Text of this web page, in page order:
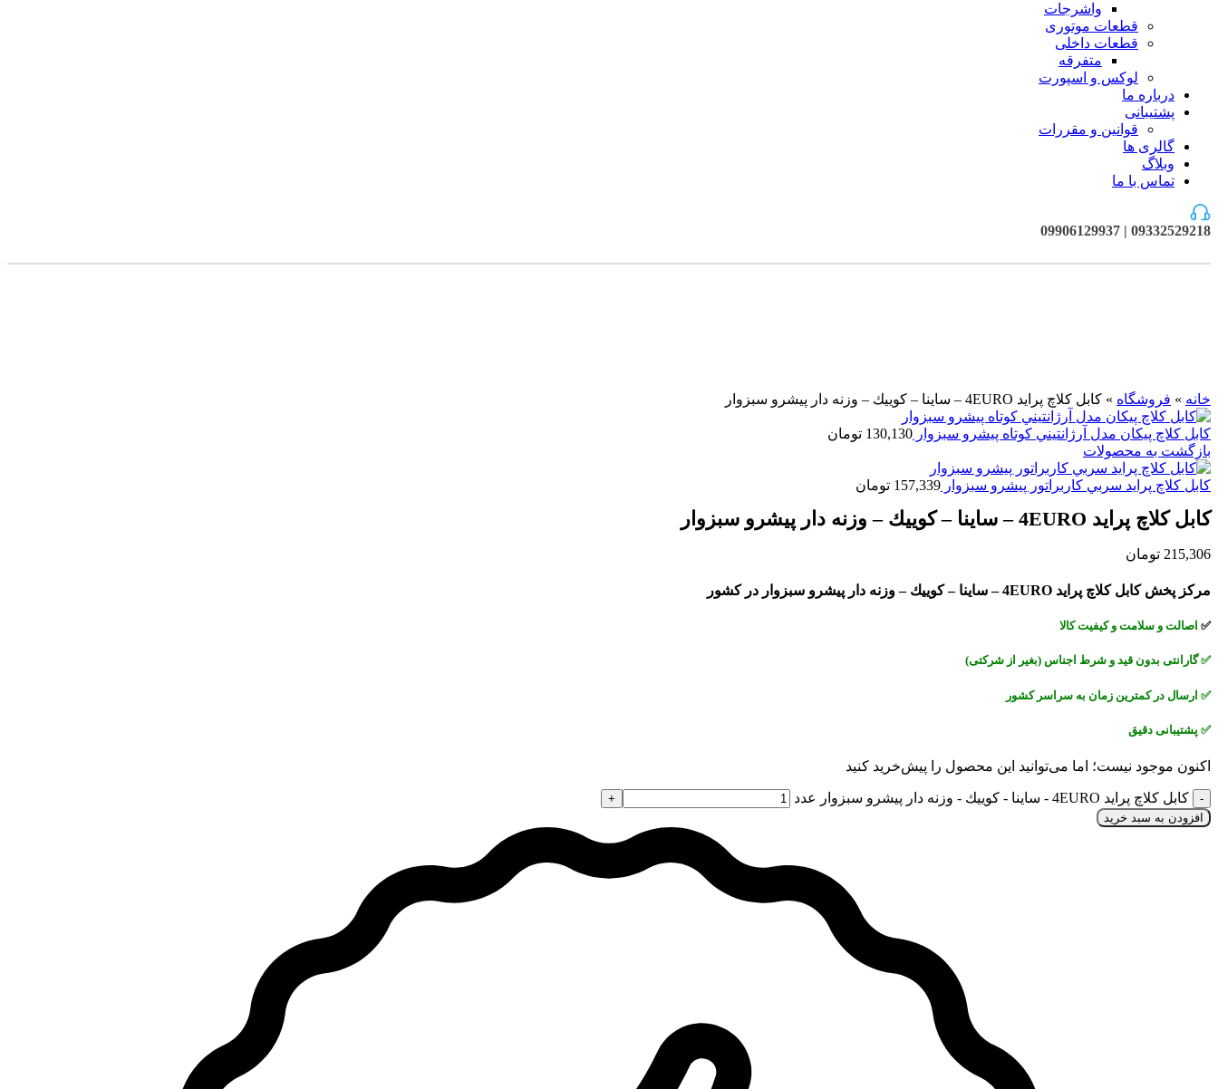
واشرجات
قطعات موتوری
قطعات داخلی
متفرقه
لوکس و اسپورت
درباره ما
پشتیبانی
قوانین و مقررات
گالری ها
وبلاگ
تماس با ما
09332529218 | 09906129937
خانه » فروشگاه » كابل كلاچ پرايد 4EURO – ساينا – كوييك – وزنه دار پیشرو سبزوار
كابل كلاچ پيكان مدل آرژانتيني كوتاه پیشرو سبزوار 130,130 تومان
بازگشت به محصولات
كابل كلاچ پرايد سربي كاربراتور پیشرو سبزوار 157,339 تومان
كابل كلاچ پرايد 4EURO – ساينا – كوييك – وزنه دار پیشرو سبزوار
215,306 تومان
مرکز پخش كابل كلاچ پرايد 4EURO – ساينا – كوييك – وزنه دار پیشرو سبزوار در کشور
✅ اصالت و سلامت و کیفیت کالا
✅گارانتی بدون قید و شرط اجناس (بغیر از شرکتی)
✅ ارسال در کمترین زمان به سراسر کشور
✅ پشتیبانی دقیق
اکنون موجود نیست؛ اما می‌توانید این محصول را پیش‌خرید کنید
كابل كلاچ پرايد 4EURO - ساينا - كوييك - وزنه دار پیشرو سبزوار عدد
افزودن به سبد خرید